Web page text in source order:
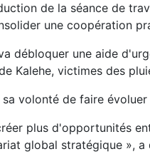
de la séance de
une coopération
débloquer une aide
Kalehe, victimes des
volonté de faire
plus d'opportunités
global stratégique », a